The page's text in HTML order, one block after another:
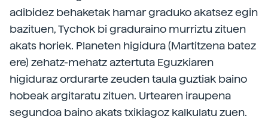
adibidez behaketak hamar graduko akatsez egin
bazituen, Tychok bi graduraino murriztu zituen
akats horiek. Planeten higidura (Martitzena batez
ere) zehatz-mehatz aztertuta Eguzkiaren
higiduraz ordurarte zeuden taula guztiak baino
hobeak argitaratu zituen. Urtearen iraupena
segundoa baino akats txikiagoz kalkulatu zuen.